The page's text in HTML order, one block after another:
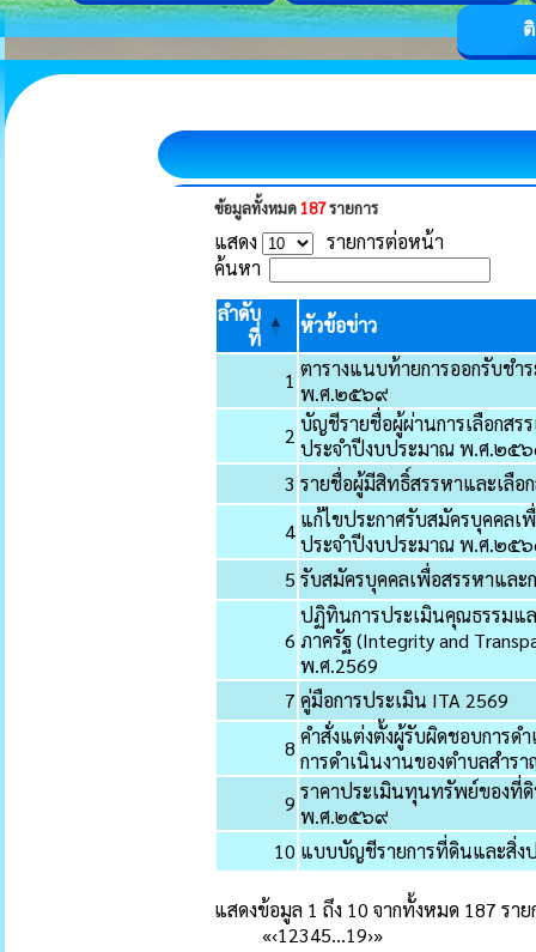
ข้อมูลทั้งหมด 187รายการ
แสดง
รายการต่อหน้า
ค้นหา
ลำดับ
ที่
หัวข้อข่าว
1 ตารางแนบท้ายการออกรับช
พ.ศ.๒๕๖๙
2 บัญชีรายชื่อผู้ผ่านการเลือกสร
ประจำปีงบประมาณ พ.ศ.๒๕
3 รายชื่อผู้มีสิทธิ์สรรหาและเลือ
4 แก้ไขประกาศรับสมัครบุคคลเ
ประจำปีงบประมาณ พ.ศ.๒๕
5 รับสมัครบุคคลเพื่อสรรหาและ
6
ปฏิทินการประเมินคุณธรรมแล
ภาครัฐ (Integrity and
พ.ศ.2569
7 คู่มือการประเมิน ITA 2569
8 คำสั่งแต่งตั้งผู้รับผิดชอบการด
การดำเนินงานของตำบลสำร
9 ราคาประเมินทุนทรัพย์ของที่
พ.ศ.๒๕๖๙
10 แบบบัญชีรายการที่ดินและสิ่ง
แสดงข้อมูล 1 ถึง 10 จากทั้งหมด 187 ราย
«‹12345…19›»